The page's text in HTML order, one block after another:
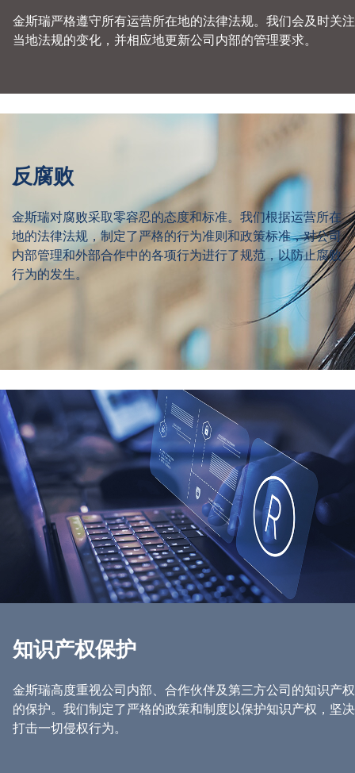
金斯瑞严格遵守所有运营所在地的法律法规。我们会及时关注
当地法规的变化，并相应地更新公司内部的管理要求。
反腐败
金斯瑞对腐败采取零容忍的态度和标准。我们根据运营所在
地的法律法规，制定了严格的行为准则和政策标准，对公司
内部管理和外部合作中的各项行为进行了规范，以防止腐败
行为的发生。
知识产权保护
金斯瑞高度重视公司内部、合作伙伴及第三方公司的知识产权
的保护。我们制定了严格的政策和制度以保护知识产权，坚决
打击一切侵权行为。